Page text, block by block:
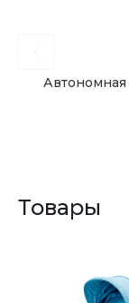
Автономная
Товары